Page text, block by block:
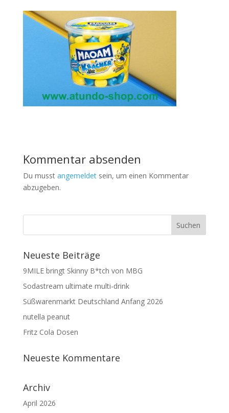
Kommentar absenden
Du musst angemeldetsein, um einen Kommentar
abzugeben.
Neueste Beiträge
9MILE bringt Skinny B*tch von MBG
Sodastream ultimate multi-drink
Süßwarenmarkt Deutschland Anfang 2026
nutella peanut
Fritz Cola Dosen
Neueste Kommentare
Archiv
April 2026